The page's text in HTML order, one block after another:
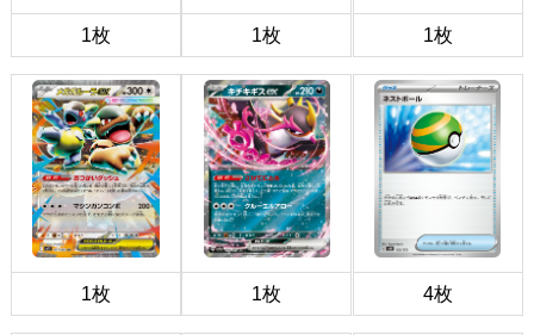
1枚 1枚 1枚
1枚 1枚 4枚